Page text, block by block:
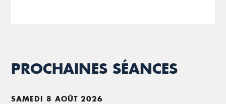
PROCHAINES SÉANCES
SAMEDI 8 AOÛT 2026